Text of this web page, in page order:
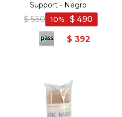
Support - Negro
$ 550 $ 490
10
$ 392